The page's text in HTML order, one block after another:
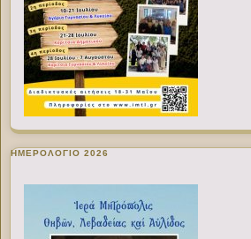
ΗΜΕΡΟΛΟΓΙΟ 2026